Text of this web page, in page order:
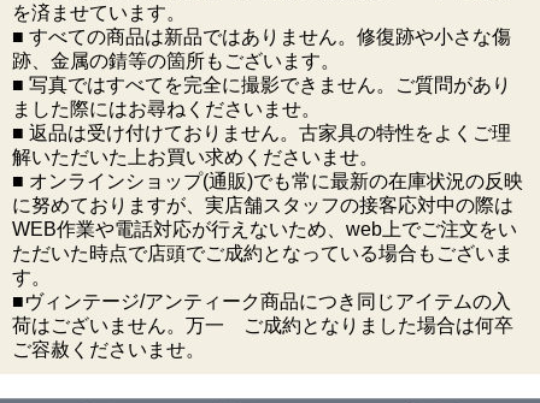
を済ませています。
■ すべての商品は新品ではありません。修復跡や小さな傷
跡、金属の錆等の箇所もございます。
■ 写真ではすべてを完全に撮影できません。ご質問があり
ました際にはお尋ねくださいませ。
■ 返品は受け付けておりません。古家具の特性をよくご理
解いただいた上お買い求めくださいませ。
■ オンラインショップ(通販)でも常に最新の在庫状況の反映
に努めておりますが、実店舗スタッフの接客応対中の際は
WEB作業や電話対応が行えないため、web上でご注文をい
ただいた時点で店頭でご成約となっている場合もございま
す。
■ヴィンテージ/アンティーク商品につき同じアイテムの入
荷はございません。万一 ご成約となりました場合は何卒
ご容赦くださいませ。